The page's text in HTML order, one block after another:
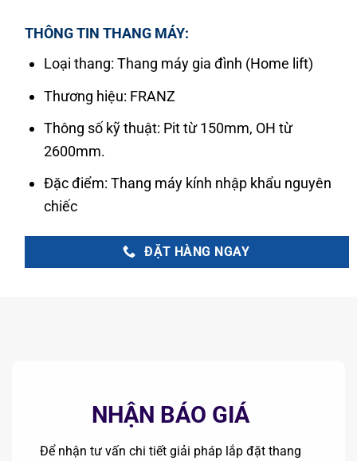
THÔNG TIN THANG MÁY:
Loại thang: Thang máy gia đình (Home lift)
Thương hiệu: FRANZ
Thông số kỹ thuật: Pit từ 150mm, OH từ
2600mm.
Đặc điểm: Thang máy kính nhập khẩu nguyên
chiếc
ĐẶT HÀNG NGAY
NHẬN BÁO GIÁ
Để nhận tư vấn chi tiết giải pháp lắp đặt thang